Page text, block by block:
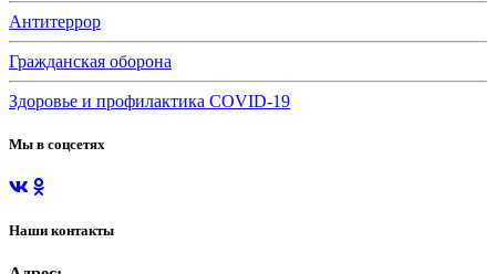
Антитеррор
Гражданская оборона
Здоровье и профилактика COVID-19
Мы в соцсетях
Наши контакты